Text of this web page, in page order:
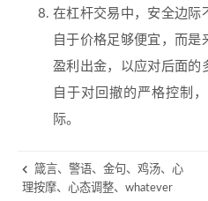
在杠杆交易中，安全边际
自于价格足够便宜，而
盈利出金，以应对后面的
自于对回撤的严格控制
际。
箴言、警语、金句、鸡汤、心
理按摩、心态调整、whatever